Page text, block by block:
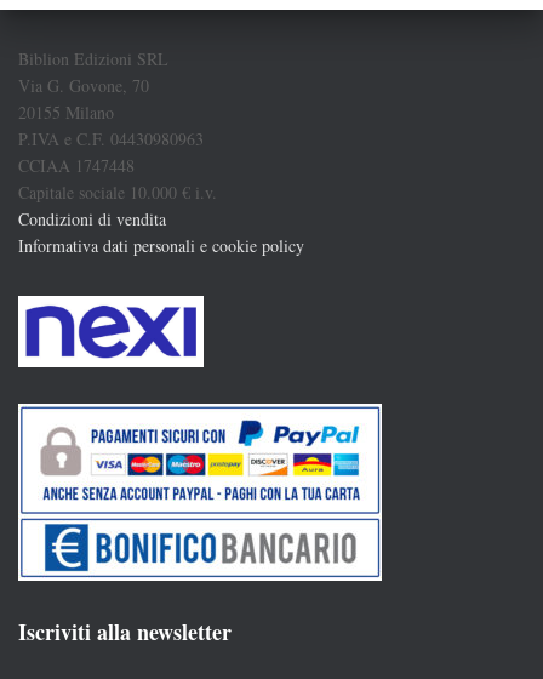
Biblion Edizioni SRL
Via G. Govone, 70
20155 Milano
P.IVA e C.F. 04430980963
CCIAA 1747448
Capitale sociale 10.000 € i.v.
Condizioni di vendita
Informativa dati personali e cookie policy
Iscriviti alla newsletter